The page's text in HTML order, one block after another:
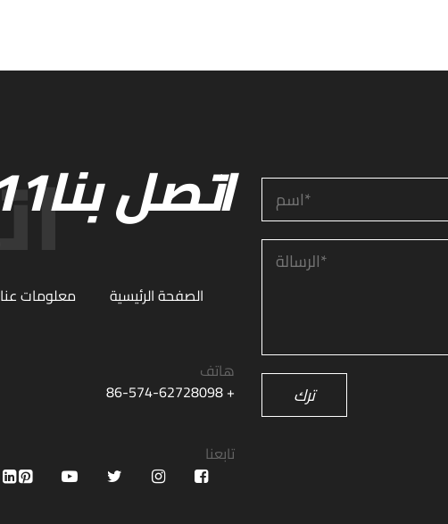
اتصل بنا11
الصفحة الرئيسية معلومات عنا
هاتف
+ 86-574-62728098
تابعنا
ترك